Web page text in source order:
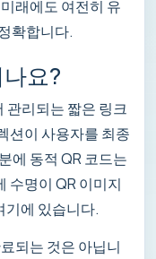
래에도 여전히 유
확합니다.
요?
관리되는 짧은 링크
션이 사용자를 최종
에 동적 QR 코드는
수명이 QR 이미지
기에 있습니다.
되는 것은 아닙니